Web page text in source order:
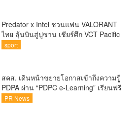
Predator x Intel ชวนแฟน VALORANT
ไทย ลุ้นบินสู่ปูซาน เชียร์ศึก VCT Pacific
Finals Busan ประเทศเกาหลีใต้ Predator
สุดพิเศษตลอดทัวร์นาเมนต์
sport
สคส. เดินหน้าขยายโอกาสเข้าถึงความรู้
PDPA ผ่าน “PDPC e-Learning” เรียนฟรี
ทุกที่ ทุกเวลา พร้อมประกาศนียบัตร ต่อย
PR News